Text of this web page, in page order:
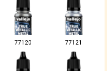
77120 77121